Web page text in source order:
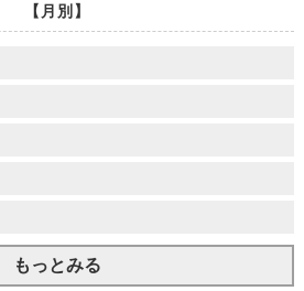
【月別】
もっとみる